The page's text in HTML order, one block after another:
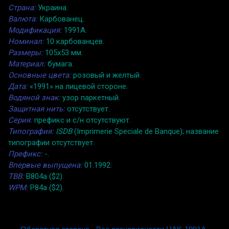
Страна:Украина.
Валюта:Карбованец.
Модификация:1991A.
Номинал:10 карбованцев.
Размеры:105x53 мм.
Материал:бумага.
Основные цвета:розовый и желтый.
Дата:«1991» на лицевой стороне.
Водяной знак:узор паркетный.
Защитная нить:отсутствует.
Серия:префикс и с/н отсутствуют.
Типография: ISDB(Imprimerie Speciale de Banque); название
типографии отсутствует.
Префикс:-.
Впервые выпущена:01.1992.
TBB:B804a ($2).
WPM:P84a ($2).